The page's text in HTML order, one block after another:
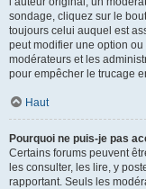
sondage, cliquez sur le
toujours celui auquel est
peut modifier une option
modérateurs et les
pour empêcher le trucage
Haut
Pourquoi ne puis-je pas
Certains forums peuvent
les consulter, les lire, y
rapportant. Seuls les